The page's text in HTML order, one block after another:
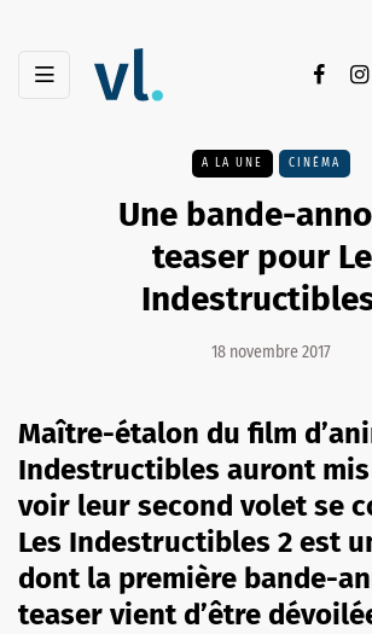
A LA UNE CINÉMA
Une bande-
teaser pour
18 novembre 2017
Maître-étalon du film
Indestructibles auront
voir leur second volet se
Les Indestructibles 2 est
dont la première bande-
teaser vient d’être